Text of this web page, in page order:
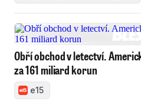
Obří obchod v letectví.
za 161 miliard korun
e15